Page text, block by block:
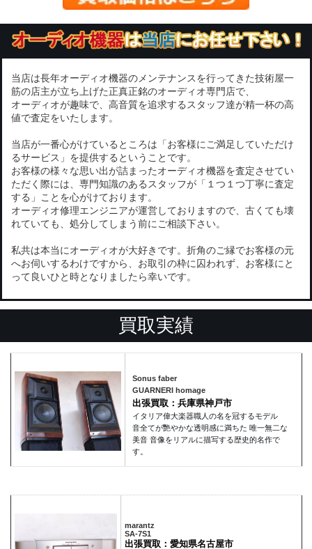
当店は長年オーディオ機器のメンテナンスを行ってきた技術屋一
筋の店主が立ち上げた正真正銘のオーディオ専門店で、
オーディオが趣味で、高音質を追求するスタッフ達が精一杯の高
値で査定をいたします。
当店が一番心がけているところは「お客様にご満足していただけ
るサービス」を提供するということです。
お客様の様々な思い出が詰まったオーディオ機器を査定させてい
ただく際には、専門知識のあるスタッフが「１つ１つ丁寧に査定
する」ことを心がけております。
オーディオ修理エンジニアが運営しておりますので、古くても壊
れていても、処分してしまう前にご相談下さい。
私共は本当にオーディオが大好きです。折角のご縁でお客様の元
へお伺いするわけですから、お取引の枠に囚われず、お客様にと
って良いひと時となりましたら幸いです。
買取実績
Sonus faber
GUARNERI homage
出張買取：兵庫県神戸市
イタリア偉大楽器職人の名を冠するモデル
音全てが艷やかな透明感に満ちた 唯一無二な
美音 音像をリアルに描写する歴史的名作で
す。
marantz
SA-7S1
出張買取：愛知県名古屋市